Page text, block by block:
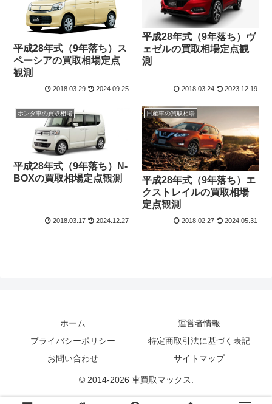
平成28年式（9年落ち）ス
ペーシアの買取相場定点
観測
2018.03.29 2024.09.25
平成28年式（9年落ち）ヴ
ェゼルの買取相場定点観
測
2018.03.24 2023.12.19
ホンダ車の買取相場
平成28年式（9年落ち）N-
BOXの買取相場定点観測
2018.03.17 2024.12.27
日産車の買取相場
平成28年式（9年落ち）エ
クストレイルの買取相場
定点観測
2018.02.27 2024.05.31
ホーム
運営者情報
プライバシーポリシー
特定商取引法に基づく表記
お問い合わせ
サイトマップ
© 2014-2026 車買取マックス.